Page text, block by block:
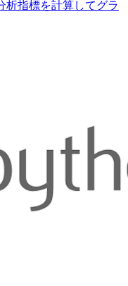
析指標を計算してグラ